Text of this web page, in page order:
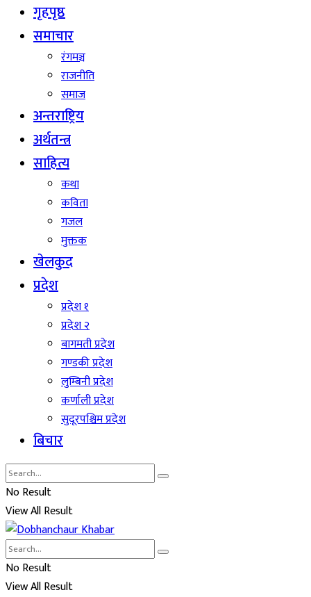
गृहपृष्ठ
समाचार
रंगमञ्च
राजनीति
समाज
अन्तराष्ट्रिय
अर्थतन्त्र
साहित्य
कथा
कविता
गजल
मुक्तक
खेलकुद
प्रदेश
प्रदेश १
प्रदेश २
बागमती प्रदेश
गण्डकी प्रदेश
लुम्बिनी प्रदेश
कर्णाली प्रदेश
सुदूरपश्चिम प्रदेश
बिचार
No Result
View All Result
No Result
View All Result